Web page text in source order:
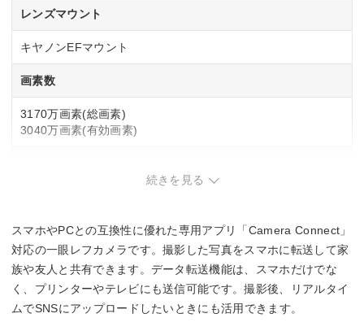
レンズマウント
キヤノンEFマウント
画素数
3170万画素(総画素)
3040万画素(有効画素)
CMOS
撮影感度
標準：ISO100～32000
拡張：ISO50、51200、102400
続きを見る
スマホやPCとの互換性に優れた専用アプリ「Camera Connect」
対応の一眼レフカメラです。撮影した写真をスマホに転送して家
族や友人と共有できます。データ転送機能は、スマホだけでな
く、プリンターやテレビにも送信可能です。撮影後、リアルタイ
ムでSNSにアップロードしたいときにも活用できます。